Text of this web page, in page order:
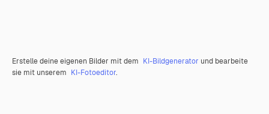
Erstelle deine eigenen Bilder mit dem KI-Bildgenerator und bearbeite
sie mit unserem KI-Fotoeditor.